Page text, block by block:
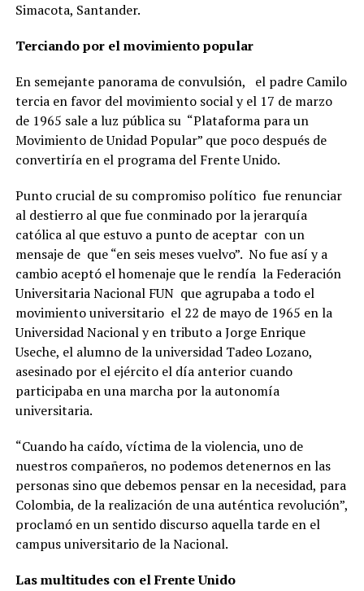
Simacota, Santander.
Terciando por el movimiento popular
En semejante panorama de convulsión, el padre Camilo
tercia en favor del movimiento social y el 17 de marzo
de 1965 sale a luz pública su “Plataforma para un
Movimiento de Unidad Popular” que poco después de
convertiría en el programa del Frente Unido.
Punto crucial de su compromiso político fue renunciar
al destierro al que fue conminado por la jerarquía
católica al que estuvo a punto de aceptar con un
mensaje de que “en seis meses vuelvo”. No fue así y a
cambio aceptó el homenaje que le rendía la Federación
Universitaria Nacional FUN que agrupaba a todo el
movimiento universitario el 22 de mayo de 1965 en la
Universidad Nacional y en tributo a Jorge Enrique
Useche, el alumno de la universidad Tadeo Lozano,
asesinado por el ejército el día anterior cuando
participaba en una marcha por la autonomía
universitaria.
“Cuando ha caído, víctima de la violencia, uno de
nuestros compañeros, no podemos detenernos en las
personas sino que debemos pensar en la necesidad, para
Colombia, de la realización de una auténtica revolución”,
proclamó en un sentido discurso aquella tarde en el
campus universitario de la Nacional.
Las multitudes con el Frente Unido